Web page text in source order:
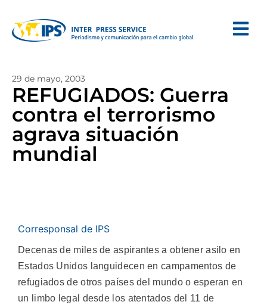
29 de mayo, 2003
REFUGIADOS: Guerra
contra el terrorismo
agrava situación
mundial
Corresponsal de IPS
Decenas de miles de aspirantes a obtener asilo en
Estados Unidos languidecen en campamentos de
refugiados de otros países del mundo o esperan en
un limbo legal desde los atentados del 11 de